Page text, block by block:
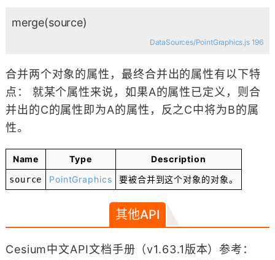
merge(source)
DataSources/PointGraphics.js 196
合并两个对象的属性，最终合并出的属性有以下特
点： 就某个属性来说，如果A的属性已定义，则合
并出的C的属性即为A的属性，反之C中将为B的属
性。
Name Type Description
source PointGraphics 要被合并到这个对象的对象。
其他API
Cesium中文API文档手册（v1.63.1版本）参考：